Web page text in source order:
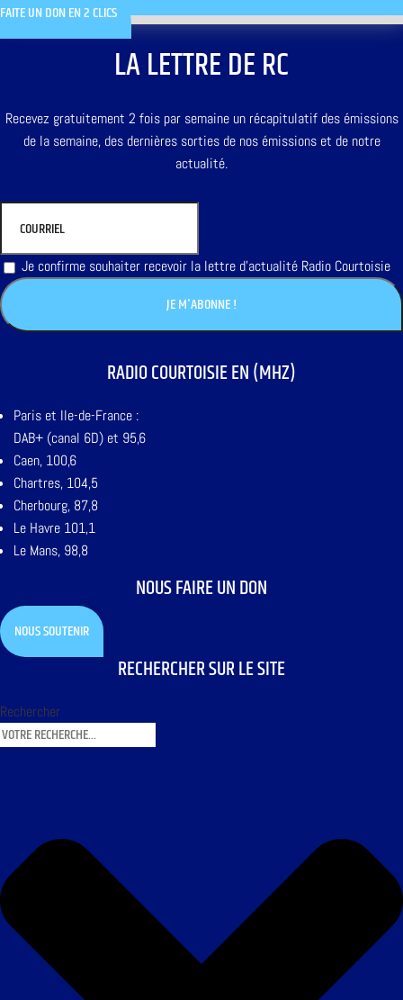
FAITE UN DON EN 2 CLICS
LA LETTRE DE RC
Recevez gratuitement 2 fois par semaine un récapitulatif des émissions
de la semaine, des dernières sorties de nos émissions et de notre
actualité.
Je confirme souhaiter recevoir la lettre d'actualité Radio Courtoisie
RADIO COURTOISIE EN (MHZ)
Paris et Ile-de-France :
DAB+ (canal 6D) et 95,6
Caen, 100,6
Chartres, 104,5
Cherbourg, 87,8
Le Havre 101,1
Le Mans, 98,8
NOUS FAIRE UN DON
NOUS SOUTENIR
RECHERCHER SUR LE SITE
Rechercher